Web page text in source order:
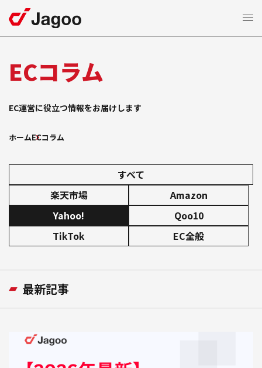
ECモール支援
楽天市場支援
Amazon
支援
Qoo10支援
TikTok Shop支援
モール広告運用
自社EC支援
自社サイト立ち上げ・制作
支援事例
お知らせ
会社紹介
会社概要
Jagooを知る
ECコラム
EC運営に役立つ情報をお届けします
ホームECコラム
すべて
楽天市場
Amazon
Yahoo!
Qoo10
TikTok
EC全般
最新記事